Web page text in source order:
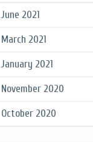
June 2021
March 2021
January 2021
November 2020
October 2020